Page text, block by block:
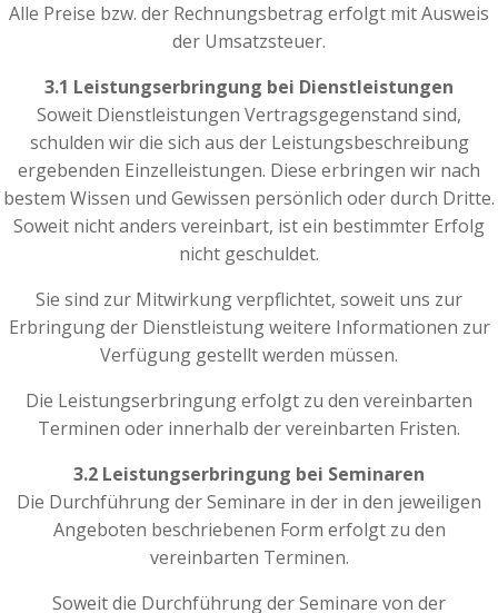
Alle Preise bzw. der Rechnungsbetrag erfolgt mit Ausweis
der Umsatzsteuer.
3.1 Leistungserbringung bei Dienstleistungen
Soweit Dienstleistungen Vertragsgegenstand sind,
schulden wir die sich aus der Leistungsbeschreibung
ergebenden Einzelleistungen. Diese erbringen wir nach
bestem Wissen und Gewissen persönlich oder durch Dritte.
Soweit nicht anders vereinbart, ist ein bestimmter Erfolg
nicht geschuldet.
Sie sind zur Mitwirkung verpflichtet, soweit uns zur
Erbringung der Dienstleistung weitere Informationen zur
Verfügung gestellt werden müssen.
Die Leistungserbringung erfolgt zu den vereinbarten
Terminen oder innerhalb der vereinbarten Fristen.
3.2 Leistungserbringung bei Seminaren
Die Durchführung der Seminare in der in den jeweiligen
Angeboten beschriebenen Form erfolgt zu den
vereinbarten Terminen.
Soweit die Durchführung der Seminare von der